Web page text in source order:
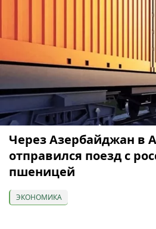
Через Азербайджан в
отправился поезд с
пшеницей
ЭКОНОМИКА